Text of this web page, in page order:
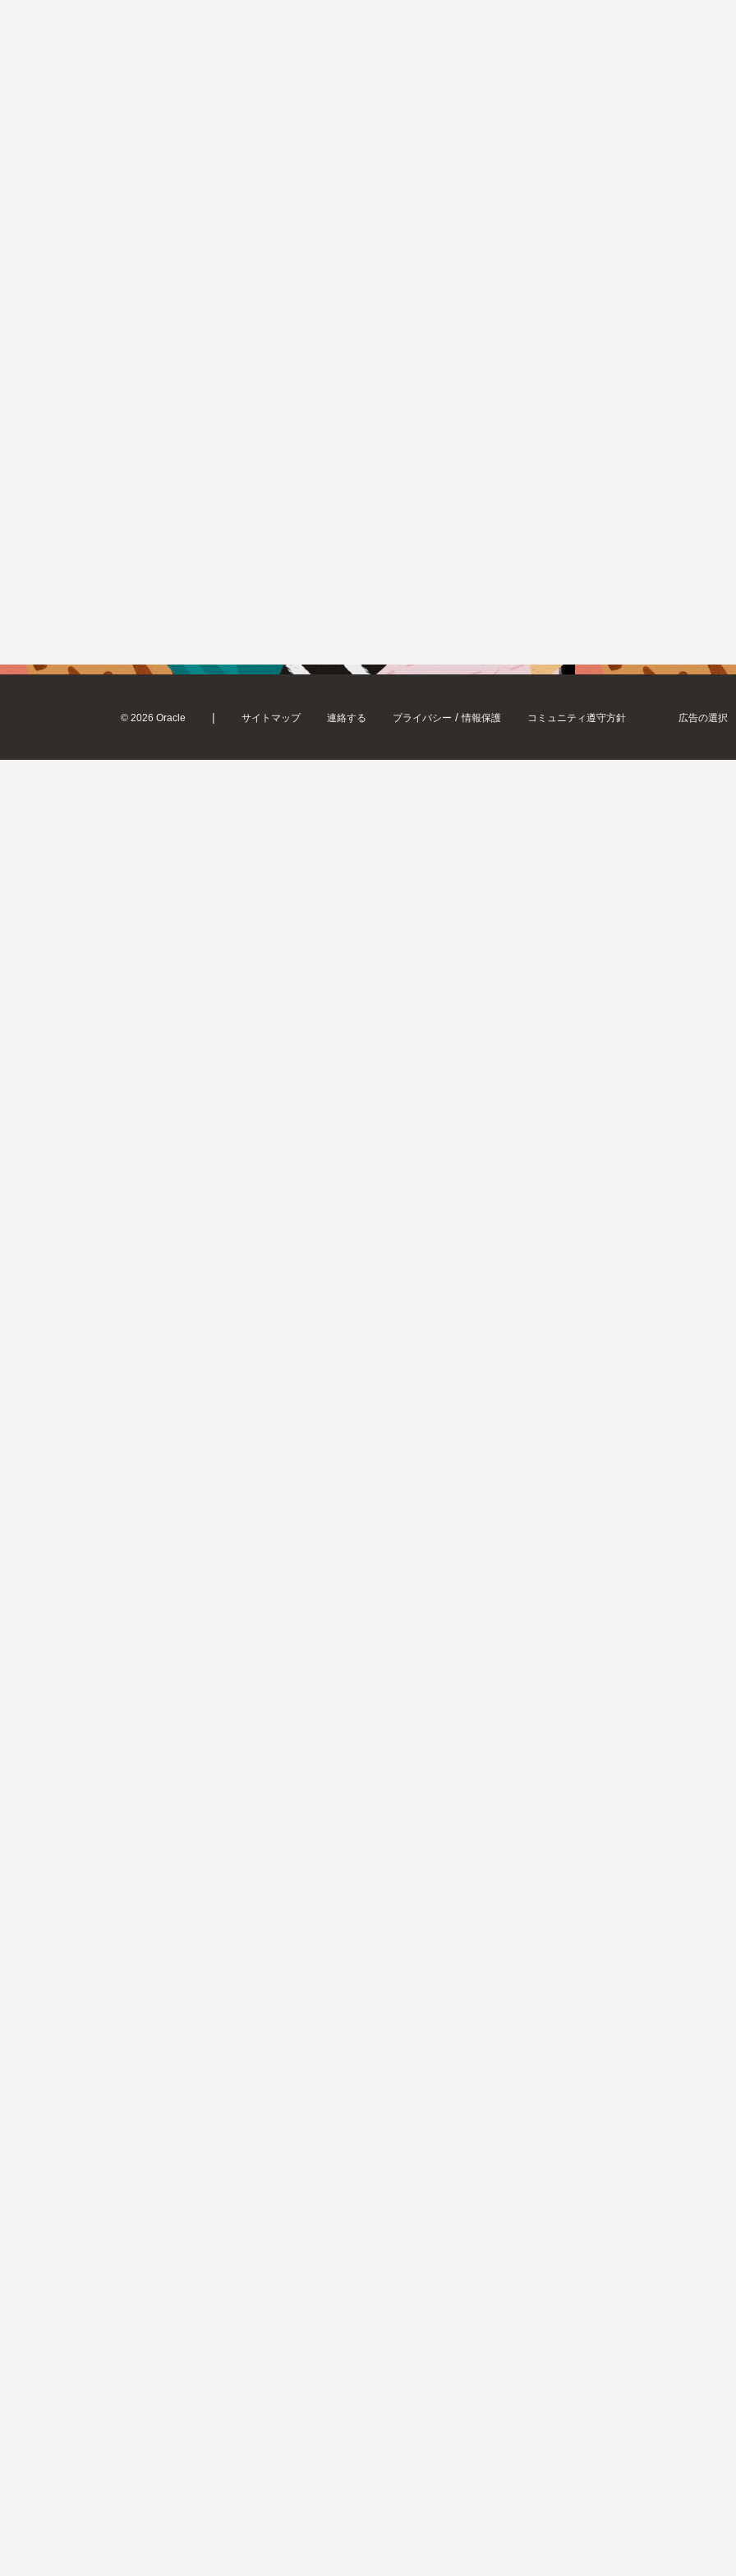
© 2026 Oracle | サイトマップ 連絡する プライバシー / 情報保護 コミュニティ遵守方針 広告の選択